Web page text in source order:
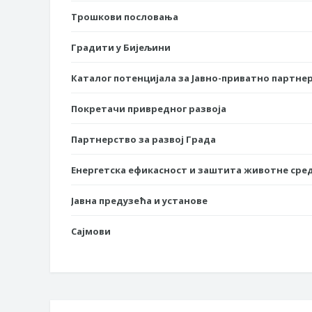
Трошкови пословања
Градити у Бијељини
Каталог потенцијала за Јавно-приватно
Покретачи привредног развоја
Партнерство за развој Града
Енергетска ефикасност и заштита животне
Јавна предузећа и установе
Сајмови